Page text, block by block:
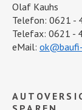
Olaf Kauhs
Telefon: 0621 -
Telefax: 0621 -
eMail: